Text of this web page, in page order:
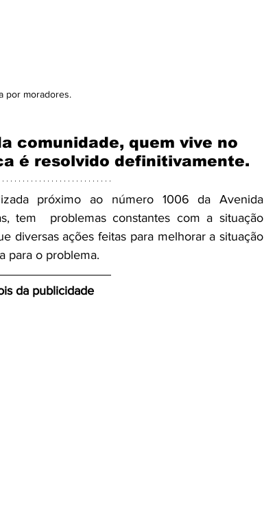
por moradores.
comunidade, quem vive no
é resolvido definitivamente.
próximo ao número 1006 da Avenida
tem  problemas constantes com a situação
diversas ações feitas para melhorar a situação
para o problema.
da publicidade